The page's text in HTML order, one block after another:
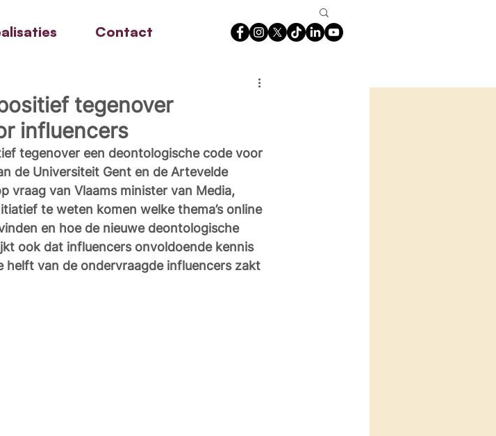
Contact
tegenover
influencers
tegenover een deontologische code voor
de Universiteit Gent en de Artevelde
vraag van Vlaams minister van Media,
te weten komen welke thema’s online
en hoe de nieuwe deontologische
ook dat influencers onvoldoende kennis
helft van de ondervraagde influencers zakt